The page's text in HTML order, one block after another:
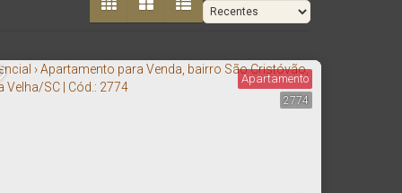
2774
Apartamento